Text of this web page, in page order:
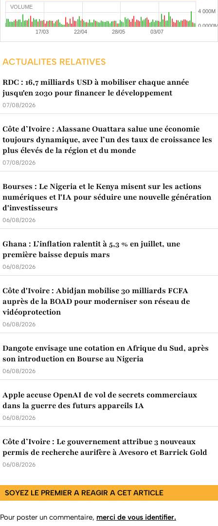
VOLUME
ACTUALITES RELATIVES
RDC : 16,7 milliards USD à mobiliser chaque année
jusqu'en 2030 pour financer le développement
07/08/2026
Côte d’Ivoire : Alassane Ouattara salue une économie
toujours dynamique, avec l’un des taux de croissance les
plus élevés de la région et du monde
07/08/2026
Bourses : Le Nigeria et le Kenya misent sur les actions
numériques et l'IA pour séduire une nouvelle génération
d'investisseurs
06/08/2026
Ghana : L’inflation ralentit à 5,3 % en juillet, une
première baisse depuis mars
06/08/2026
Côte d'Ivoire : Abidjan mobilise 30 milliards FCFA
auprès de la BOAD pour moderniser son réseau de
vidéoprotection
06/08/2026
Dangote envisage une cotation en Afrique du Sud, après
son introduction en Bourse au Nigeria
06/08/2026
Apple accuse OpenAI de vol de secrets commerciaux
dans la guerre des futurs appareils IA
06/08/2026
Côte d’Ivoire : Le gouvernement attribue 3 nouveaux
permis de recherche aurifère à Avesoro et Barrick Gold
06/08/2026
SOYEZ LE PREMIER A REAGIR A CET ARTICLE
Pour poster un commentaire, merci de vous identifier.